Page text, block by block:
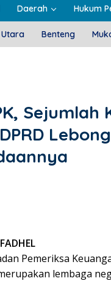
Daerah Hukum
Benteng
Sejumlah
Pemeriksa
lembaga